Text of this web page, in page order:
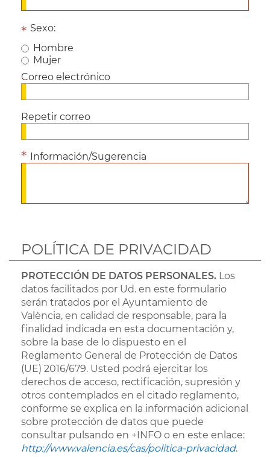
Sexo:
Hombre
Mujer
Correo electrónico
Repetir correo
Información/Sugerencia
POLÍTICA DE PRIVACIDAD
PROTECCIÓN DE DATOS PERSONALES. Los
datos facilitados por Ud. en este formulario
serán tratados por el Ayuntamiento de
València, en calidad de responsable, para la
finalidad indicada en esta documentación y,
sobre la base de lo dispuesto en el
Reglamento General de Protección de Datos
(UE) 2016/679. Usted podrá ejercitar los
derechos de acceso, rectificación, supresión y
otros contemplados en el citado reglamento,
conforme se explica en la información adicional
sobre protección de datos que puede
consultar pulsando en +INFO o en este enlace:
http://www.valencia.es/cas/politica-privacidad.